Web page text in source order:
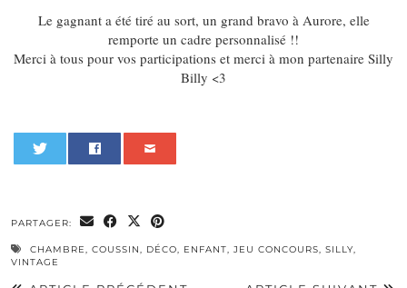
Le gagnant a été tiré au sort, un grand bravo à Aurore, elle
remporte un cadre personnalisé !!
Merci à tous pour vos participations et merci à mon partenaire Silly
Billy <3
PARTAGER:
CHAMBRE, COUSSIN, DÉCO, ENFANT, JEU CONCOURS, SILLY,
VINTAGE